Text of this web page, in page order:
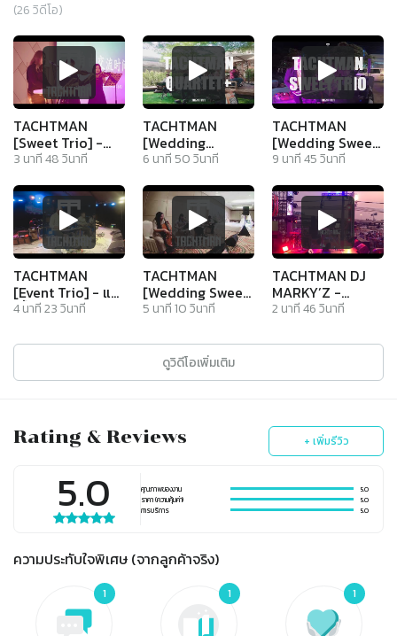
(26วิดีโอ)
TACHTMAN
[Sweet Trio] -
พระจันทร์แทนใจ
3 นาที48วินาที
TACHTMAN
[Wedding
quartet+] Medley
6 นาที 50วินาที
TACHTMAN
[Wedding Sweet
Trio] - Love Song
9 นาที45วินาที
TACHTMAN
[Event Trio] - แม่
เนื้อทอง
4นาที23วินาที
TACHTMAN
[Wedding Sweet
Quartet+] - A
Moon
5 นาที10วินาที
TACHTMAN DJ
MARKY’Z -
Medley รวมเพลง
2 นาที46วินาที
ดูวิดีโอเพิ่มเติม
Rating & Reviews + เพิ่มรีวิว
5.0 คุณภาพของงาน
5.0
ราคา (ความคุ้มค่า)
5.0
การบริการ
5.0
ความประทับใจพิเศษ (จากลูกค้าจริง)
1 1 1